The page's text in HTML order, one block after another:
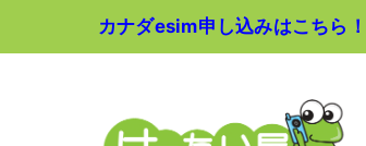
カナダesim申し込みはこちら！